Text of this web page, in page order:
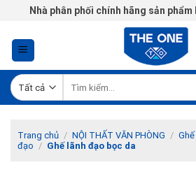
Chuyển
nội
dung
Nhà phân phối chính hãng sản phẩm
kiếm:
Trang chủ / NỘI THẤT VĂN PHÒNG /
đạo / Ghế lãnh đạo bọc da